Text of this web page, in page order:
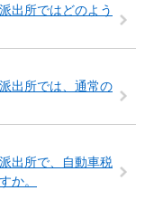
出所ではどのよう
出所では、通常の
出所で、自動車税
か。